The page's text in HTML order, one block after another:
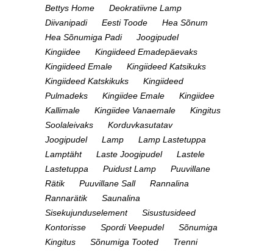
Bettys Home
Deokratiivne Lamp
Diivanipadi
Eesti Toode
Hea Sõnum
Hea Sõnumiga Padi
Joogipudel
Kingiidee
Kingiideed Emadepäevaks
Kingiideed Emale
Kingiideed Katsikuks
Kingiideed Katskikuks
Kingiideed
Pulmadeks
Kingiidee Emale
Kingiidee
Kallimale
Kingiidee Vanaemale
Kingitus
Soolaleivaks
Korduvkasutatav
Joogipudel
Lamp
Lamp Lastetuppa
Lamptäht
Laste Joogipudel
Lastele
Lastetuppa
Puidust Lamp
Puuvillane
Rätik
Puuvillane Sall
Rannalina
Rannarätik
Saunalina
Sisekujunduselement
Sisustusideed
Kontorisse
Spordi Veepudel
Sõnumiga
Kingitus
Sõnumiga Tooted
Trenni